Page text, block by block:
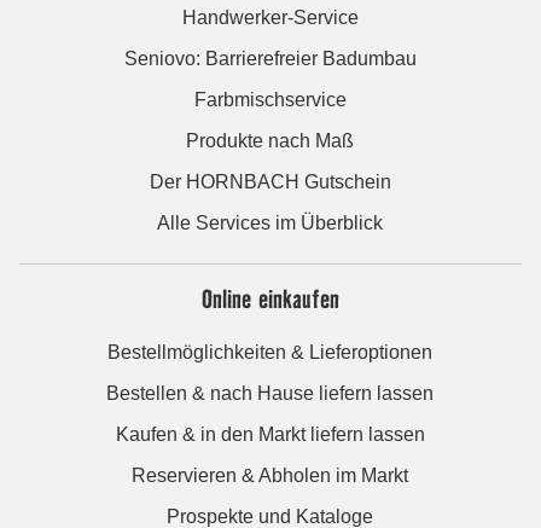
Handwerker-Service
Seniovo: Barrierefreier Badumbau
Farbmischservice
Produkte nach Maß
Der HORNBACH Gutschein
Alle Services im Überblick
Online einkaufen
Bestellmöglichkeiten & Lieferoptionen
Bestellen & nach Hause liefern lassen
Kaufen & in den Markt liefern lassen
Reservieren & Abholen im Markt
Prospekte und Kataloge